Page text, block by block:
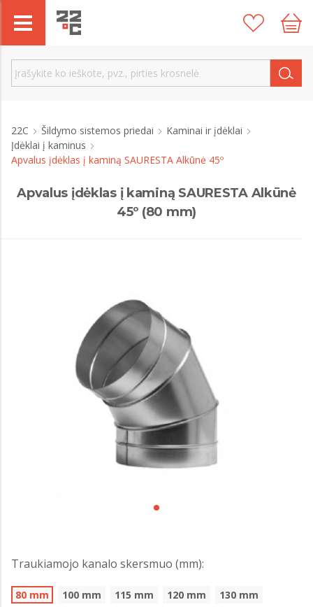
22C Šildymo sistemos priedai
Kaminai ir įdėklai
Įdėklai į kaminus
Apvalus įdėklas į kaminą SAURESTA Alkūnė 45º
Apvalus įdėklas į kaminą SAURESTA Alkūnė
45º (80 mm)
Traukiamojo kanalo skersmuo (mm):
80 mm 100 mm 115 mm 120 mm
130 mm